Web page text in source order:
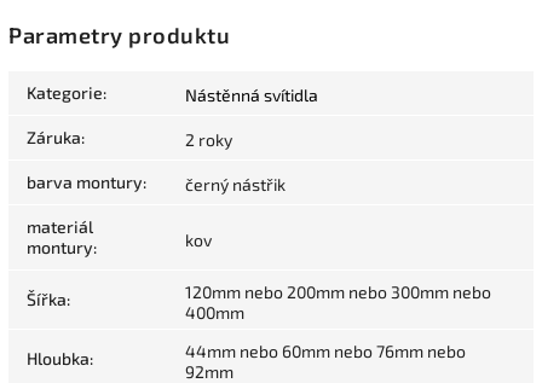
Parametry produktu
Kategorie: Nástěnná svítidla
Záruka: 2 roky
barva montury: černý nástřik
materiál
montury: kov
Šířka:
120mm nebo 200mm nebo 300mm nebo
400mm
Hloubka:
44mm nebo 60mm nebo 76mm nebo
92mm